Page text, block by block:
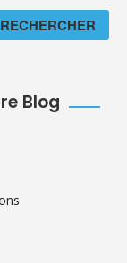
RECHERCHER
Blog